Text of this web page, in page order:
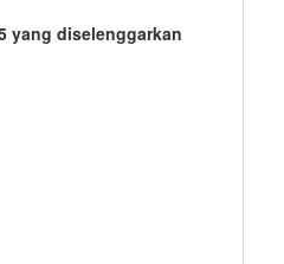
yang diselenggarkan